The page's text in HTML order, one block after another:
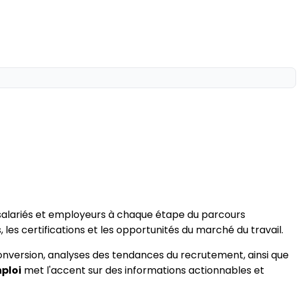
et employeurs à chaque étape du parcours
certifications et les opportunités du marché du travail.
analyses des tendances du recrutement, ainsi que
met l'accent sur des informations actionnables et